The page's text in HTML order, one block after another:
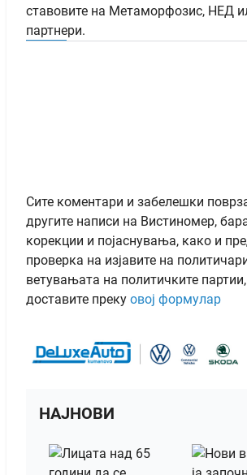
ставовите на Метаморфозис, НЕД
партнери.
Сите коментари и забелешки
другите написи на Вистиномер,
корекции и појаснувања, како и
проверка на изјавите на
ветувањата на политичките
доставите преку овој формулар
НАЈНОВИ